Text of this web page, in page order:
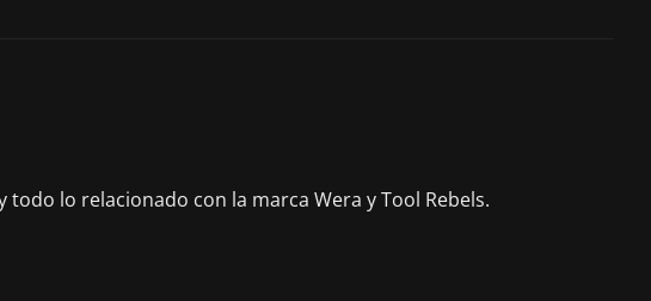
lo relacionado con la marca Wera y Tool Rebels.